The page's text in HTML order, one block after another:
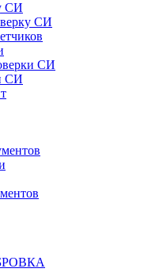
СИ
СИ
СИ
СИ